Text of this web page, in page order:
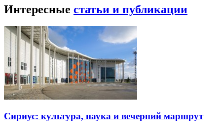
Интересные статьи и публикации
Сириус: культура, наука и вечерний маршрут